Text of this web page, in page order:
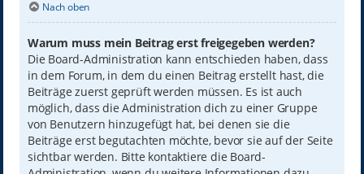
Nach oben
Warum muss mein Beitrag erst freigegeben werden?
Die Board-Administration kann entschieden haben, dass
in dem Forum, in dem du einen Beitrag erstellt hast, die
Beiträge zuerst geprüft werden müssen. Es ist auch
möglich, dass die Administration dich zu einer Gruppe
von Benutzern hinzugefügt hat, bei denen sie die
Beiträge erst begutachten möchte, bevor sie auf der Seite
sichtbar werden. Bitte kontaktiere die Board-